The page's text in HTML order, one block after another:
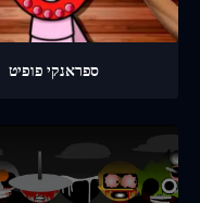
ספראנקי פופיט